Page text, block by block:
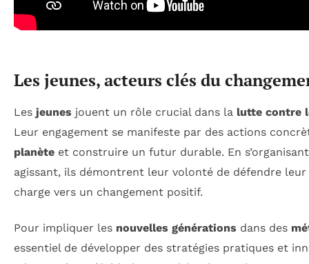
Les jeunes, acteurs clés du
Les jeunes jouent un rôle crucial dans la lutte contre
Leur engagement se manifeste par des actions
planète et construire un futur durable. En
agissant, ils démontrent leur volonté de défendre
charge vers un changement positif.
Pour impliquer les nouvelles générations dans des
essentiel de développer des stratégies pratiques et